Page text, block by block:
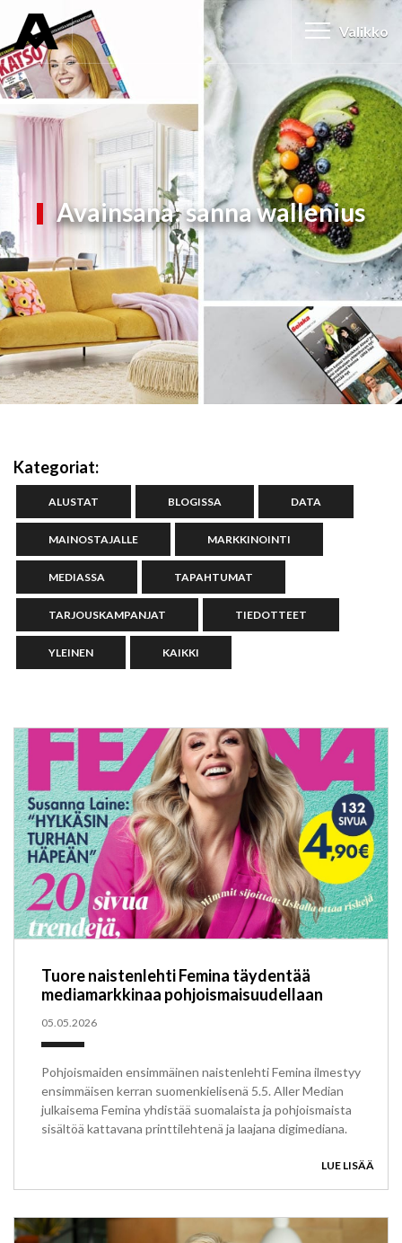
Valikko
Avainsana:sanna wallenius
Kategoriat:
ALUSTAT BLOGISSA DATA
MAINOSTAJALLE MARKKINOINTI
MEDIASSA TAPAHTUMAT
TARJOUSKAMPANJAT TIEDOTTEET
YLEINEN KAIKKI
Tuore naistenlehti Femina täydentää
mediamarkkinaa pohjoismaisuudellaan
05.05.2026
Pohjoismaiden ensimmäinen naistenlehti Femina ilmestyy
ensimmäisen kerran suomenkielisenä 5.5. Aller Median
julkaisema Femina yhdistää suomalaista ja pohjoismaista
sisältöä kattavana printtilehtenä ja laajana digimediana.
LUE LISÄÄ